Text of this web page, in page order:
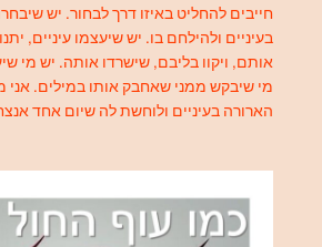
חייבים להחליט באיזו דרך לבחור. יש
בעיניים ולהילחם בו. יש שיעצמו עיניים,
אותם, ויקוו בליבם, שישרדו אותה. יש מי
מי שיבקש ממני שאחבק אותו במילים.
הארורה בעיניים ולוחשת לה שיום אחד